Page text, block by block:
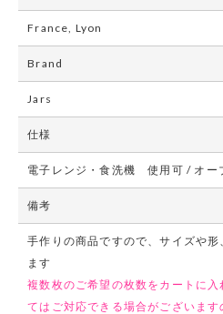
France, Lyon
Brand
Jars
仕様
電子レンジ・食洗機 使用可 / オ
備考
手作りの商品ですので、サイズや
ます
複数枚のご希望の枚数をカートに
てはご対応できる場合がございま